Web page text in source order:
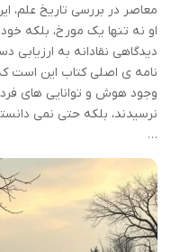
معاصر در بررسی تاریخ علم،
او نه تنها یک مورخ، بلکه
دیدگاهی نقادانه به
نامه ی اصلی کتاب این است
وجود هوش و توانایی های
نرسیدند، بلکه حتی نمی
…